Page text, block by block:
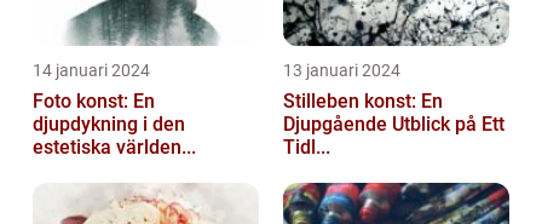
14 januari 2024
Foto konst: En
djupdykning i den
estetiska världen...
13 januari 2024
Stilleben konst: En
Djupgående Utblick på Ett
Tidl...